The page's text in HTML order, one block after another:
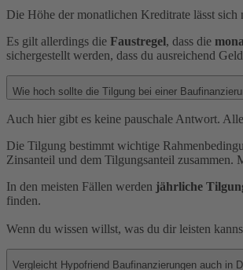
Die Höhe der monatlichen Kreditrate lässt
Es gilt allerdings die Faustregel, dass die
sichergestellt werden, dass du ausreichend
Wie hoch sollte die Tilgung bei einer
Auch hier gibt es keine pauschale Antwort.
Die Tilgung bestimmt wichtige
Zinsanteil und dem Tilgungsanteil zusammen.
In den meisten Fällen werden jährliche
finden.
Wenn du wissen willst, was du dir leisten
Vergleicht Hypofriend Baufinanzierungen auch in